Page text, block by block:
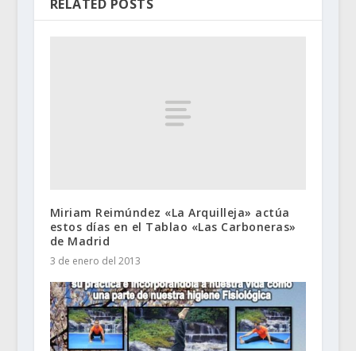
RELATED POSTS
Miriam Reimúndez «La Arquilleja» actúa
estos días en el Tablao «Las Carboneras»
de Madrid
3 de enero del 2013